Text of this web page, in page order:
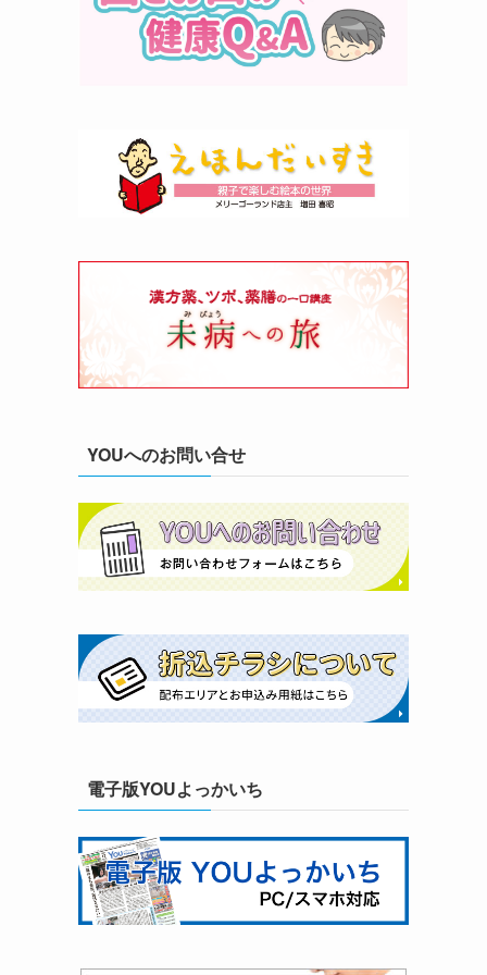
YOUへのお問い合せ
電子版YOUよっかいち